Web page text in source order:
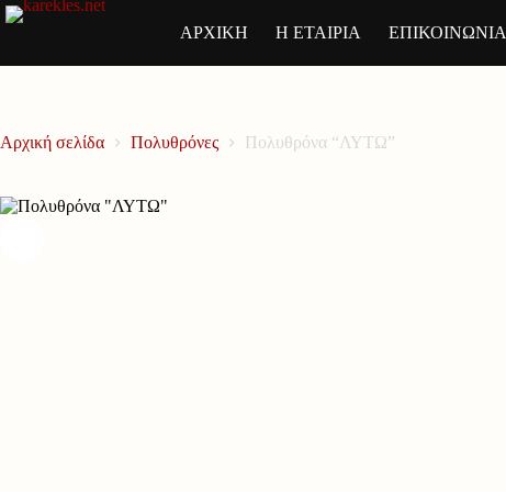
Μετάβαση
στο
ΑΡΧΙΚΗ Η ΕΤΑΙΡΙΑ ΕΠΙΚΟΙΝΩΝΙΑ
Αρχική σελίδα Πολυθρόνες Πολυθρόνα “ΛΥΤΩ”